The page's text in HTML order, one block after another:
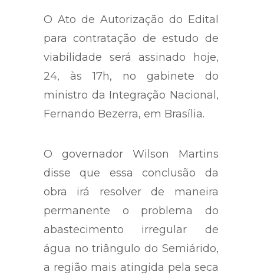
O Ato de Autorização do Edital
para contratação de estudo de
viabilidade será assinado hoje,
24, às 17h, no gabinete do
ministro da Integração Nacional,
Fernando Bezerra, em Brasília.
O governador Wilson Martins
disse que essa conclusão da
obra irá resolver de maneira
permanente o problema do
abastecimento irregular de
água no triângulo do Semiárido,
a região mais atingida pela seca